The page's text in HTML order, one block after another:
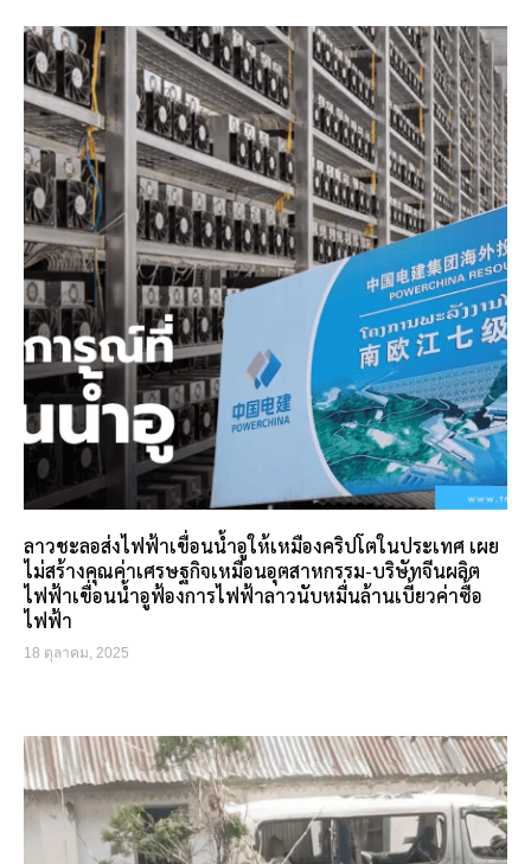
ลาวชะลอส่งไฟฟ้าเขื่อนน้ำอูให้เหมืองคริปโตในประเทศ เผย
ไม่สร้างคุณค่าเศรษฐกิจเหมือนอุตสาหกรรม-บริษัทจีนผลิต
ไฟฟ้าเขื่อนน้ำอูฟ้องการไฟฟ้าลาวนับหมื่นล้านเบี้ยวค่าซื้อ
ไฟฟ้า
18 ตุลาคม, 2025